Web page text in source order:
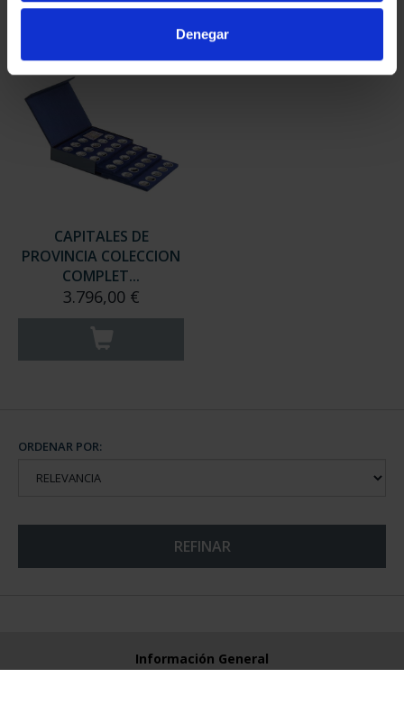
Denegar
registrados
registrados
CAPITALES DE
PROVINCIA COLECCION
COMPLET...
3.796,00 €
ORDENAR POR:
REFINAR
Información General